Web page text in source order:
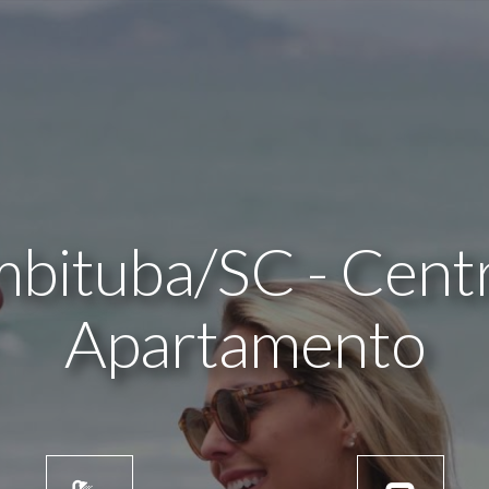
SC -
Apartamento